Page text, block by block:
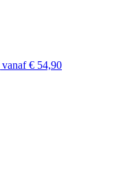
vanaf € 54,90